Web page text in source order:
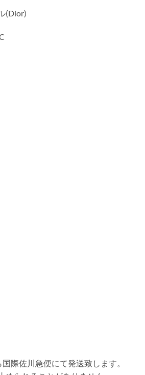
(Dior)
際佐川急便にて発送致します。